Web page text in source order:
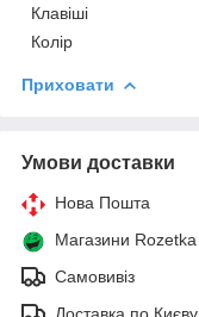
Клавіші
Колір
Приховати
Умови доставки
Нова Пошта
Магазини Rozetka
Самовивіз
Доставка по Києву